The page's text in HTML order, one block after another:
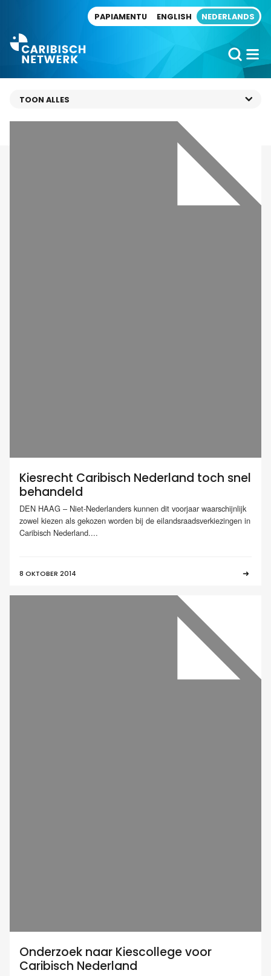
PAPIAMENTU ENGLISH NEDERLANDS
Kiesrecht Caribisch Nederland toch snel
behandeld
DEN HAAG – Niet-Nederlanders kunnen dit voorjaar waarschijnlijk
zowel kiezen als gekozen worden bij de eilandsraadsverkiezingen in
Caribisch Nederland....
8 OKTOBER 2014
Onderzoek naar Kiescollege voor
Caribisch Nederland